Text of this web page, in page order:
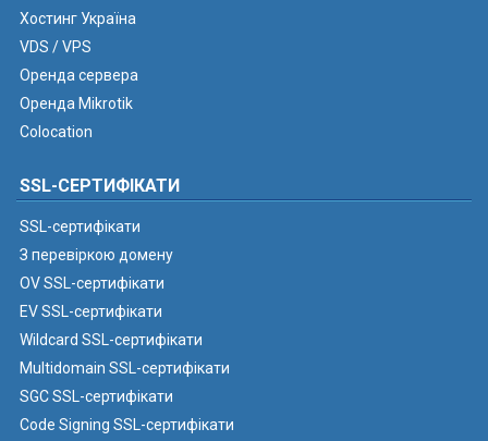
Хостинг Україна
VDS / VPS
Оренда сервера
Оренда Mikrotik
Colocation
SSL-СЕРТИФІКАТИ
SSL-сертифікати
З перевіркою домену
OV SSL-сертифікати
EV SSL-сертифікати
Wildcard SSL-сертифікати
Multidomain SSL-сертифікати
SGC SSL-сертифікати
Code Signing SSL-сертифікати